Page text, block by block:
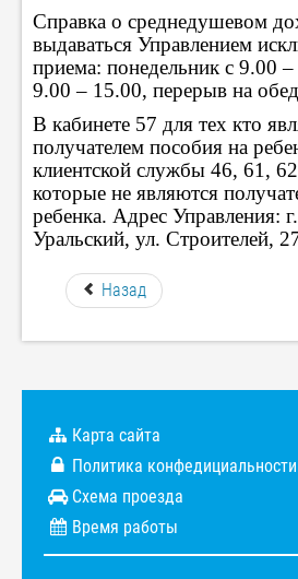
Справка о среднедушевом
выдаваться Управлением
приема: понедельник с 9.00
9.00 – 15.00, перерыв на
В кабинете 57 для тех кто
получателем пособия на
клиентской службы 46, 61,
которые не являются
ребенка. Адрес Управления:
Уральский, ул. Строителей,
Назад
Карта сайта
Политика конфедициальности
Схема проезда
Время работы